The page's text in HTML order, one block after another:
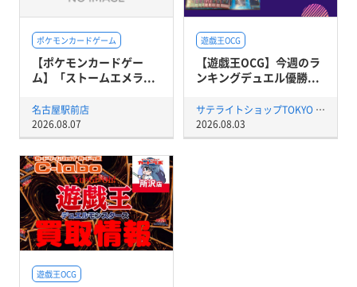
ポケモンカードゲーム
【ポケモンカードゲー
ム】「ストームエメラ...
名古屋駅前店
2026.08.07
遊戯王OCG
【遊戯王OCG】今週のラ
ンキングデュエル優勝...
サテライトショップTOKYO 秋葉原店
2026.08.03
遊戯王OCG